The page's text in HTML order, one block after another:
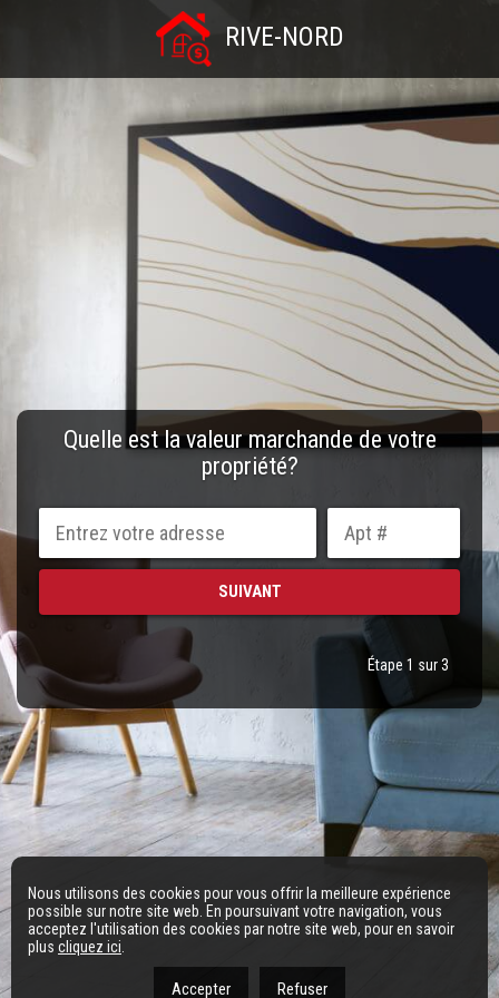
RIVE-NORD
Quelle est la valeur marchande de votre
propriété?
Étape 1 sur 3
Nous utilisons des cookies pour vous offrir la meilleure expérience
possible sur notre site web. En poursuivant votre navigation, vous
acceptez l'utilisation des cookies par notre site web, pour en savoir
plus cliquez ici
Accepter Refuser